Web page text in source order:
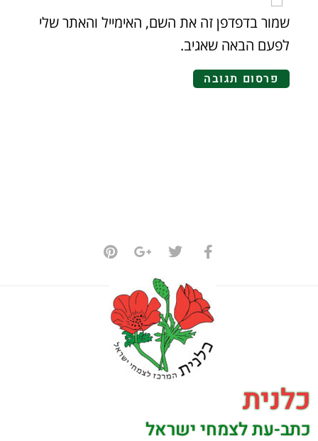
שמור בדפדפן זה את השם, האימייל והאתר שלי
לפעם הבאה שאגיב.
כלנית
כתב-עת לצמחי ישראל